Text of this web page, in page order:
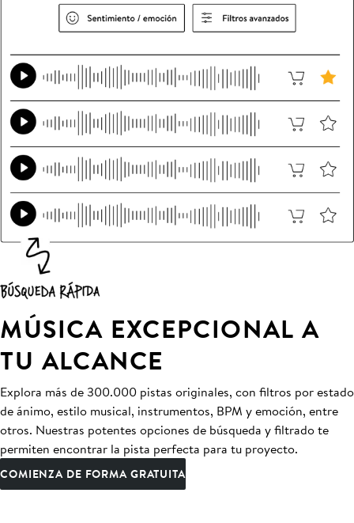
MÚSICA EXCEPCIONAL A
TU ALCANCE
Explora más de 300.000 pistas originales, con filtros por estado
de ánimo, estilo musical, instrumentos, BPM y emoción, entre
otros. Nuestras potentes opciones de búsqueda y filtrado te
permiten encontrar la pista perfecta para tu proyecto.
COMIENZA DE FORMA GRATUITA